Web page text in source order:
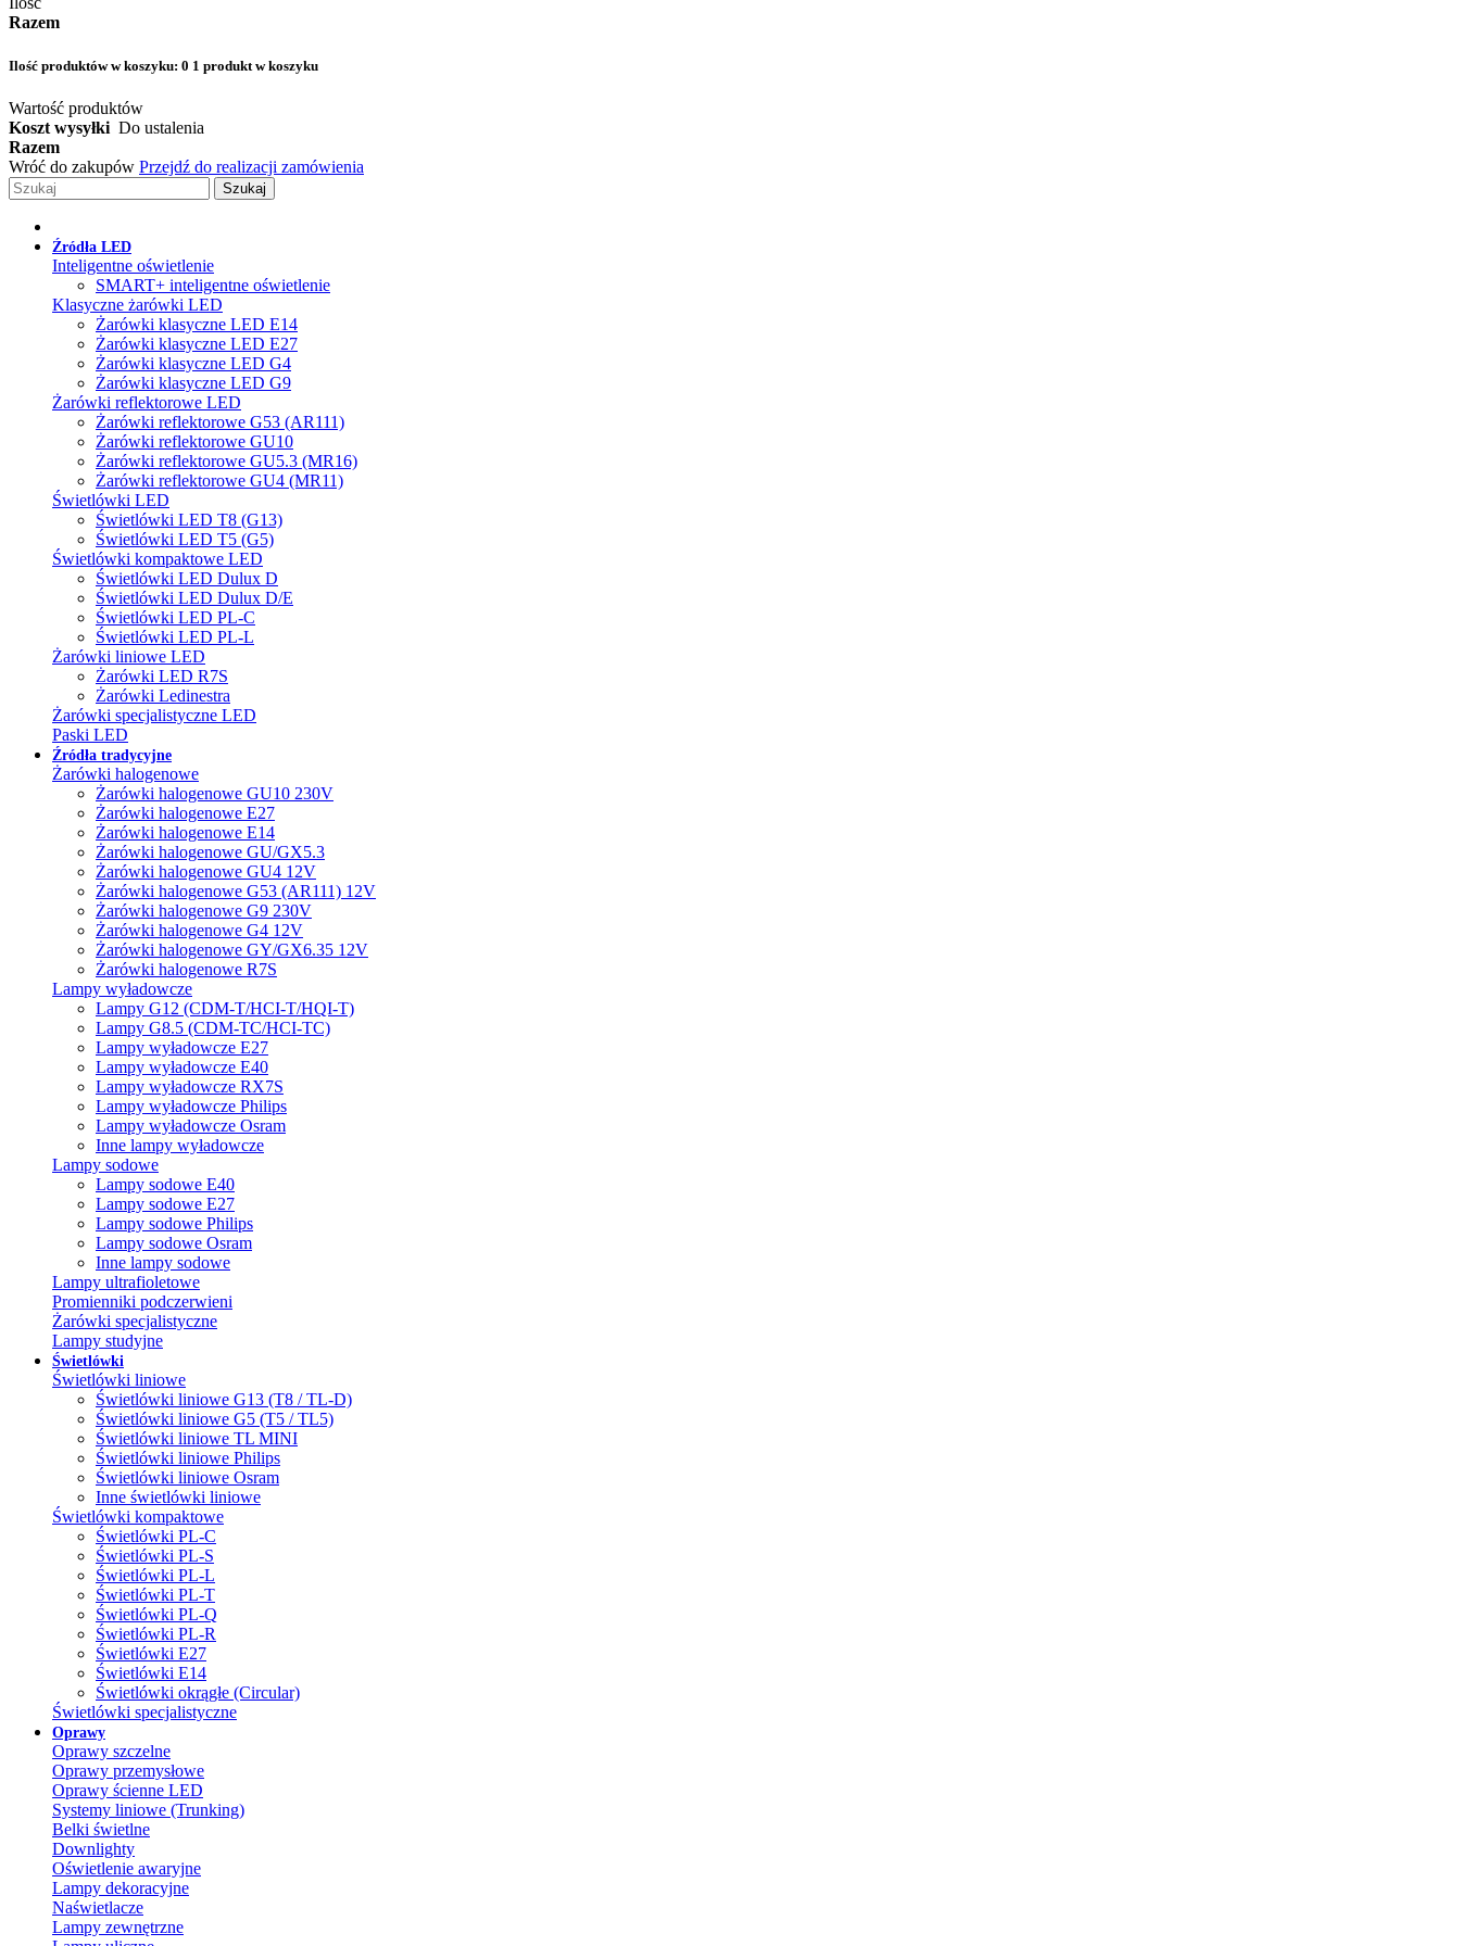
Razem
Ilość produktów w koszyku: 0 1 produkt w koszyku
Wartość produktów
Koszt wysyłki Do ustalenia
Razem
Wróć do zakupów Przejdź do realizacji zamówienia
Szukaj
Źródła LED
Inteligentne oświetlenie
SMART+ inteligentne oświetlenie
Klasyczne żarówki LED
Żarówki klasyczne LED E14
Żarówki klasyczne LED E27
Żarówki klasyczne LED G4
Żarówki klasyczne LED G9
Żarówki reflektorowe LED
Żarówki reflektorowe G53 (AR111)
Żarówki reflektorowe GU10
Żarówki reflektorowe GU5.3 (MR16)
Żarówki reflektorowe GU4 (MR11)
Świetlówki LED
Świetlówki LED T8 (G13)
Świetlówki LED T5 (G5)
Świetlówki kompaktowe LED
Świetlówki LED Dulux D
Świetlówki LED Dulux D/E
Świetlówki LED PL-C
Świetlówki LED PL-L
Żarówki liniowe LED
Żarówki LED R7S
Żarówki Ledinestra
Żarówki specjalistyczne LED
Paski LED
Źródła tradycyjne
Żarówki halogenowe
Żarówki halogenowe GU10 230V
Żarówki halogenowe E27
Żarówki halogenowe E14
Żarówki halogenowe GU/GX5.3
Żarówki halogenowe GU4 12V
Żarówki halogenowe G53 (AR111) 12V
Żarówki halogenowe G9 230V
Żarówki halogenowe G4 12V
Żarówki halogenowe GY/GX6.35 12V
Żarówki halogenowe R7S
Lampy wyładowcze
Lampy G12 (CDM-T/HCI-T/HQI-T)
Lampy G8.5 (CDM-TC/HCI-TC)
Lampy wyładowcze E27
Lampy wyładowcze E40
Lampy wyładowcze RX7S
Lampy wyładowcze Philips
Lampy wyładowcze Osram
Inne lampy wyładowcze
Lampy sodowe
Lampy sodowe E40
Lampy sodowe E27
Lampy sodowe Philips
Lampy sodowe Osram
Inne lampy sodowe
Lampy ultrafioletowe
Promienniki podczerwieni
Żarówki specjalistyczne
Lampy studyjne
Świetlówki
Świetlówki liniowe
Świetlówki liniowe G13 (T8 / TL-D)
Świetlówki liniowe G5 (T5 / TL5)
Świetlówki liniowe TL MINI
Świetlówki liniowe Philips
Świetlówki liniowe Osram
Inne świetlówki liniowe
Świetlówki kompaktowe
Świetlówki PL-C
Świetlówki PL-S
Świetlówki PL-L
Świetlówki PL-T
Świetlówki PL-Q
Świetlówki PL-R
Świetlówki E27
Świetlówki E14
Świetlówki okrągłe (Circular)
Świetlówki specjalistyczne
Oprawy
Oprawy szczelne
Oprawy przemysłowe
Oprawy ścienne LED
Systemy liniowe (Trunking)
Belki świetlne
Downlighty
Oświetlenie awaryjne
Lampy dekoracyjne
Naświetlacze
Lampy zewnętrzne